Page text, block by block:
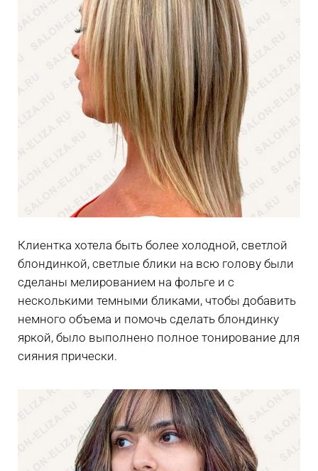
Клиентка хотела быть более холодной, светлой
блондинкой, светлые блики на всю голову были
сделаны мелированием на фольге и с
несколькими темными бликами, чтобы добавить
немного объема и помочь сделать блондинку
яркой, было выполнено полное тонирование для
сияния прически.